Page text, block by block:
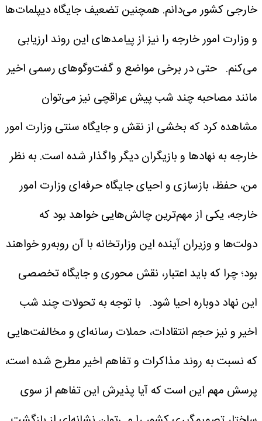
خارجی کشور می‌دانم. همچنین تضعیف جایگاه دیپلمات‌ها
و وزارت امور خارجه را نیز از پیامدهای این روند ارزیابی
می‌کنم. حتی در برخی مواضع و گفت‌وگوهای رسمی اخیر
مانند مصاحبه چند شب پیش عراقچی نیز می‌توان
مشاهده کرد که بخشی از نقش و جایگاه سنتی وزارت امور
خارجه به نهادها و بازیگران دیگر واگذار شده است. به نظر
من، حفظ، بازسازی و احیای جایگاه حرفه‌ای وزارت امور
خارجه، یکی از مهم‌ترین چالش‌هایی خواهد بود که
دولت‌ها و وزیران آینده این وزارتخانه با آن روبه‌رو خواهند
بود؛ چرا که باید اعتبار، نقش محوری و جایگاه تخصصی
این نهاد دوباره احیا شود. با توجه به تحولات چند شب
اخیر و نیز حجم انتقادات، حملات رسانه‌ای و مخالفت‌هایی
که نسبت به روند مذاکرات و تفاهم اخیر مطرح شده است،
پرسش مهم این است که آیا پذیرش این تفاهم از سوی